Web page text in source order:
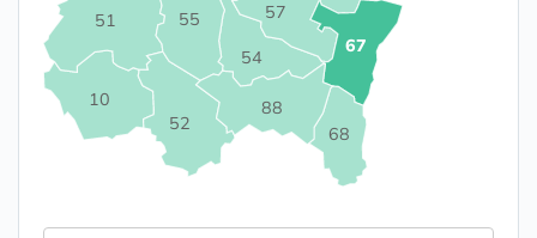
10
51
52
54
55 57
67
68
88